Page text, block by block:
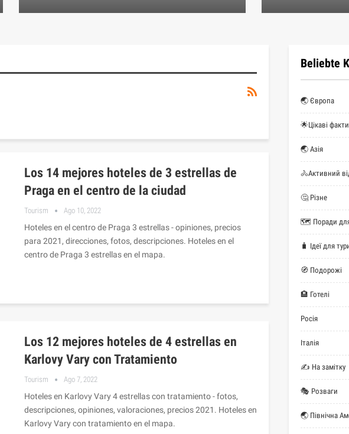
Los 14 mejores hoteles de 3 estrellas de
Praga en el centro de la ciudad
Tourism Ago 10, 2022
Hoteles en el centro de Praga 3 estrellas - opiniones, precios
para 2021, direcciones, fotos, descripciones. Hoteles en el
centro de Praga 3 estrellas en el mapa.
Los 12 mejores hoteles de 4 estrellas en
Karlovy Vary con Tratamiento
Tourism Ago 7, 2022
Hoteles en Karlovy Vary 4 estrellas con tratamiento - fotos,
descripciones, opiniones, valoraciones, precios 2021. Hoteles en
Karlovy Vary con tratamiento en el mapa.
Beliebte
🌏 Європа
🌟Цікаві факти
🌏 Азія
🚴Активний
🤔 Різне
🗺 Поради
🧳 Ідеї для
🧭 Подорожі
🏨 Готелі
Росія
Італія
✍ На замітку
🎭 Розваги
🌏 Північна